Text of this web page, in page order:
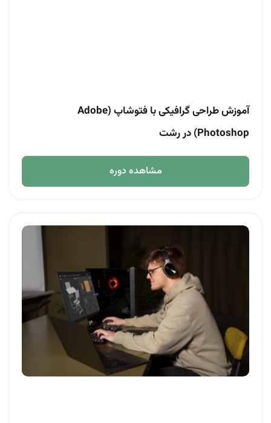
آموزش طراحی گرافیکی با فتوشاپ (Adobe
Photoshop) در رشت
مشاهده دوره